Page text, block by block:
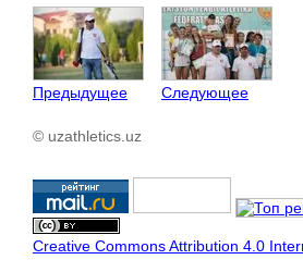
Предыдущее Следующее
© uzathletics.uz
Creative Commons Attribution 4.0